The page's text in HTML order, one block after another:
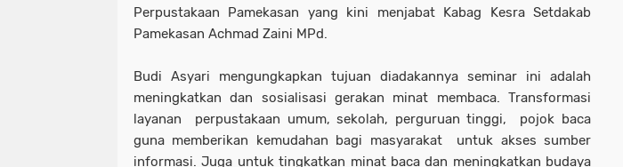
Perpustakaan Pamekasan yang kini menjabat Kabag Kesra Setdakab
Pamekasan Achmad Zaini MPd.
Budi Asyari mengungkapkan tujuan diadakannya seminar ini adalah
meningkatkan dan sosialisasi gerakan minat membaca. Transformasi
layanan perpustakaan umum, sekolah, perguruan tinggi, pojok baca
guna memberikan kemudahan bagi masyarakat untuk akses sumber
informasi. Juga untuk tingkatkan minat baca dan meningkatkan budaya